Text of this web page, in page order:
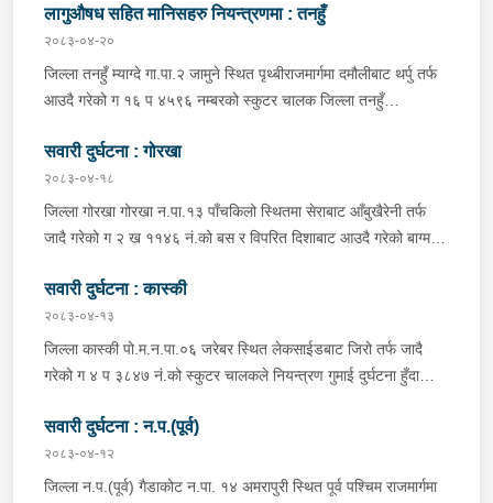
लागुऔषध सहित मानिसहरु नियन्त्रणमा : तनहुँ
२०८३-०४-२०
जिल्ला तनहुँ म्याग्दे गा.पा.२ जामुने स्थित पृथ्बीराजमार्गमा दमौलीबाट थर्पु तर्फ
आउदै गरेको ग १६ प ४५९६ नम्बरको स्कुटर चालक जिल्ला तनहुँ
ऐ.५ बस्ने बर्ष ३४ को नरजंग राना स्कुटर रोकी सर्भिस लेनमा बसीरहेको
अबस्थामा थर्पुबाट खटिएको प्रहरी टोलिले शंकास्पद लागि चेकजाँच गर्ने
क्रममा निज अमन पौडेलको साथबाट र स्कुटरको डिक्की भित्रबाट गरी
प्रतिबन्धित लागुऔषध फेनारागन ११ एम्पुल, डाइजेपाम ११ एम्पुल, नुर्फिन ११
भइरहेको ।
सवारी दुर्घटना : गोरखा
२०८३-०४-१८
जिल्ला गोरखा गोरखा न.पा.१३ पाँचकिलो स्थितमा सेराबाट आँबुखैरेनी तर्फ
जादै गरेको ग २ ख ११४६ नं.को बस र विपरित दिशाबाट आउदै गरेको बाग्मती
जिल्ला गोरखा सहिदलखन गा.पा.१ बक्राङ बस्ने वर्ष ३४ को विवश वि.क,
सवार वर्ष २७ को शंकर बिश्वकर्मा, शंकर वि.क को छोरी १५ महिनाकी प्रभा
विश्वकर्मा, बस चालक जिल्ला गोरखा पालुङटार न.पा.६ बस्ने वर्ष ३० को
मिलन गुरुङ. गोरखा न.पा.१३ देउराली बस्ने वर्ष ४२ को कृष्णा राम नराल
पठाएको ।
सवारी दुर्घटना : कास्की
२०८३-०४-१३
जिल्ला कास्की पो.म.न.पा.०६ जरेबर स्थित लेकसाईडबाट जिरो तर्फ जादै
गरेको ग ४ प ३८४७ नं.को स्कुटर चालकले नियन्त्रण गुमाई दुर्घटना हुँदा
अर्चलबोट बस्ने बर्ष २४ कि शान्ति नेपाली घाईते भई उपचारको लागि G.M.C
अस्पताल पठाइएको ।
सवारी दुर्घटना : न.प.(पूर्व)
२०८३-०४-१२
जिल्ला न.प.(पूर्व) गैडाकोट न.पा. १४ अमरापुरी स्थित पूर्व पश्चिम राजमार्गमा